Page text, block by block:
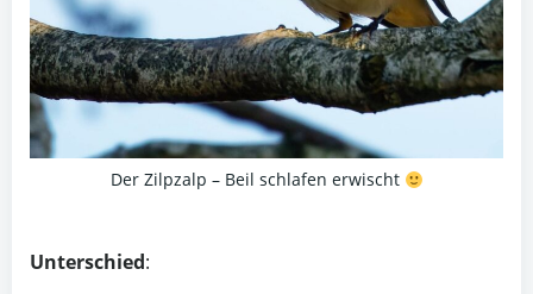
Der Zilpzalp – Beil schlafen erwischt
Unterschied: